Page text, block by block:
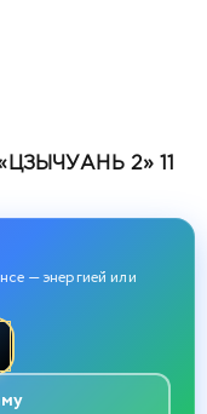
2» 11
— энергией или